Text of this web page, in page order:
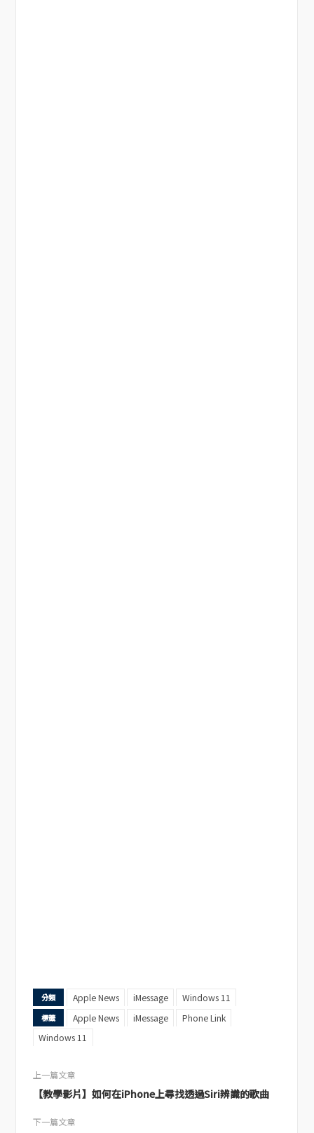
分類 Apple News iMessage Windows 11
標籤 Apple News iMessage
Phone Link
Windows 11
上一篇文章
【教學影片】如何在iPhone上尋找透過Siri辨識的歌曲
下一篇文章